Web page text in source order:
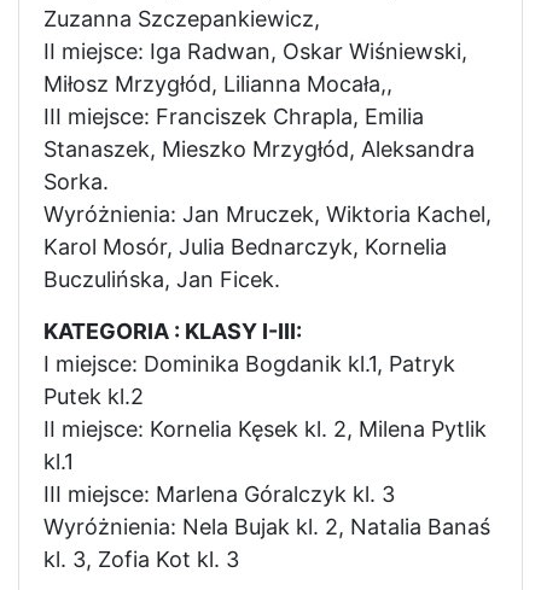
Zuzanna Szczepankiewicz,
II miejsce: Iga Radwan, Oskar Wiśniewski,
Miłosz Mrzygłód, Lilianna Mocała,,
III miejsce: Franciszek Chrapla, Emilia
Stanaszek, Mieszko Mrzygłód, Aleksandra
Sorka.
Wyróżnienia: Jan Mruczek, Wiktoria Kachel,
Karol Mosór, Julia Bednarczyk, Kornelia
Buczulińska, Jan Ficek.
KATEGORIA : KLASY I-III:
I miejsce: Dominika Bogdanik kl.1, Patryk
Putek kl.2
II miejsce: Kornelia Kęsek kl. 2, Milena Pytlik
kl.1
III miejsce: Marlena Góralczyk kl. 3
Wyróżnienia: Nela Bujak kl. 2, Natalia Banaś
kl. 3, Zofia Kot kl. 3